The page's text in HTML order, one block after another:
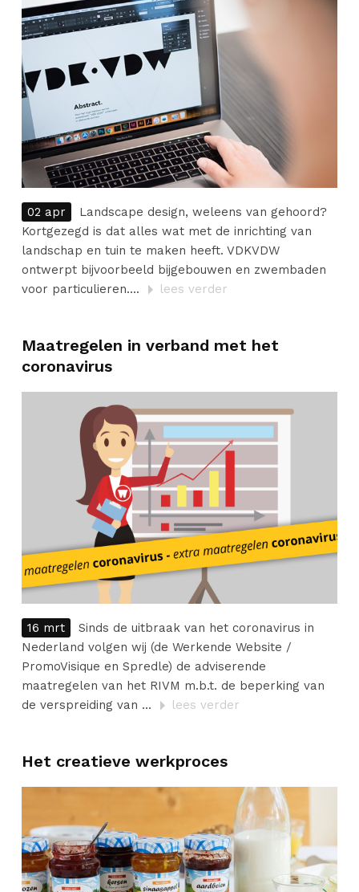
02 apr
Landscape design, weleens van gehoord?
Kortgezegd is dat alles wat met de inrichting van
landschap en tuin te maken heeft. VDKVDW
ontwerpt bijvoorbeeld bijgebouwen en zwembaden
voor particulieren....
lees verder
Maatregelen in verband met het
coronavirus
16 mrt
Sinds de uitbraak van het coronavirus in
Nederland volgen wij (de Werkende Website /
PromoVisique en Spredle) de adviserende
maatregelen van het RIVM m.b.t. de beperking van
de verspreiding van ...
lees verder
Het creatieve werkproces